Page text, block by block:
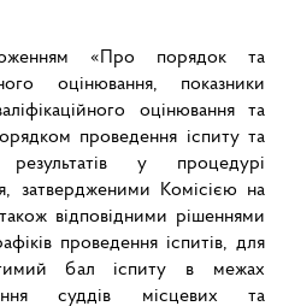
«Про порядок та
оцінювання, показники
оцінювання та
проведення іспиту та
у процедурі
затвердженими Комісією на
відповідними рішеннями
проведення іспитів, для
бал іспиту в межах
суддів місцевих та